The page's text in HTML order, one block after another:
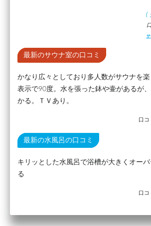
(
サ
最新のサウナ室の口コミ
かなり広々としており多人数がサウナを
表示で90度。水を張った鉢や壷があるが
かる。ＴＶあり。
口
最新の水風呂の口コミ
キリッとした水風呂で浴槽が大きくオー
る
口